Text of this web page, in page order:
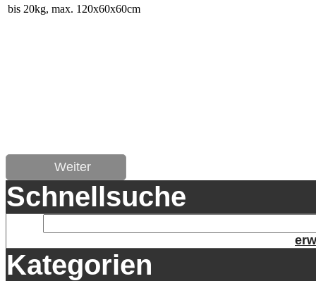
bis 20kg, max. 120x60x60cm
Weiter
Schnellsuche
Kategorien